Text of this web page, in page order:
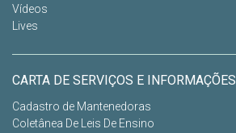
Vídeos
Lives
CARTA DE SERVIÇOS E INFORMAÇÕES
Cadastro de Mantenedoras
Coletânea De Leis De Ensino